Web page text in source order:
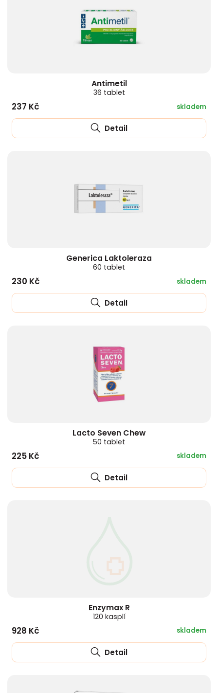
Antimetil
36 tablet
237 Kč skladem
Detail
Generica Laktoleraza
60 tablet
230 Kč skladem
Detail
Lacto Seven Chew
50 tablet
225 Kč skladem
Detail
Enzymax R
120 kasplí
928 Kč skladem
Detail